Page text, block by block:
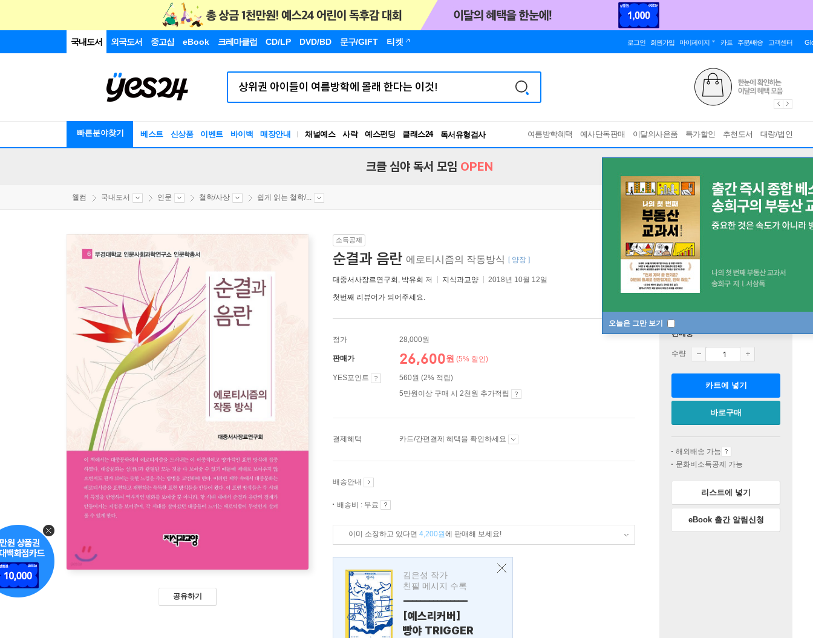
국내도서 외국도서 중고샵 eBook 크레마클럽 CD/LP DVD/BD 문구/GIFT 티켓 로그인 회원가입 마이페이지 카트 주문/배송 고객센터
빠른분야찾기 베스트 신상품 이벤트 바이백 매장안내 채널예스 사락 예스펀딩 클래스24
독서유형검사
RBTI Lab
여름방학혜택 예사단독판매 이달의사은품 특가할인 추천도서 대량/법인
오늘은 그만 보기
크클 심야 독서 모임 OPEN
웰컴 국내도서 인문 철학/사상 쉽게 읽는 철학/...
공유하기
소득공제
순결과 음란 에로티시즘의 작동방식 [ 양장 ]
대중서사장르연구회 , 박유희 저 지식과교양 2018년 10월 12일
첫번째 리뷰어가 되어주세요.
정가 28,000원
판매가 26,600원 (5% 할인)
YES포인트
560원 (2% 적립)
5만원이상 구매 시 2천원 추가적립
결제혜택 카드/간편결제 혜택을 확인하세요
배송안내
배송비 : 무료
이미 소장하고 있다면 4,200원에 판매해 보세요!
김은성 작가
친필 메시지 수록
---------------
[예스리커버]
빵야 TRIGGER
판매중
수량
카트에 넣기
바로구매
해외배송 가능
문화비소득공제 가능
리스트에 넣기
eBook 출간 알림신청